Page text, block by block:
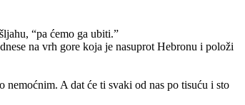
“pa ćemo ga ubiti.”
na vrh gore koja je nasuprot Hebronu i položi
A dat će ti svaki od nas po tisuću i sto